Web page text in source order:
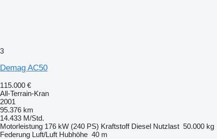
3
Demag AC50
115.000 €
All-Terrain-Kran
2001
95.376 km
14.433 M/Std.
Motorleistung 176 kW (240 PS) Kraftstoff Diesel Nutzlast 50.000 kg
Federung Luft/Luft Hubhöhe 40 m